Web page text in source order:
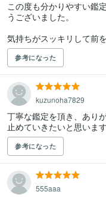
この度も分かりやすい鑑
うございました。
参考になった
kuzunoha7829
丁寧な鑑定を頂き、あり
止めていきたいと思います
参考になった
555aaa